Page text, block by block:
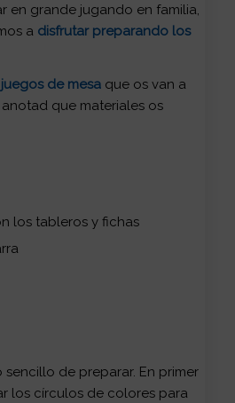
en grande jugando en familia,
a disfrutar preparando los
de mesaque os van a
que materiales os
los tableros y fichas
de preparar. En primer
los círculos de colores para